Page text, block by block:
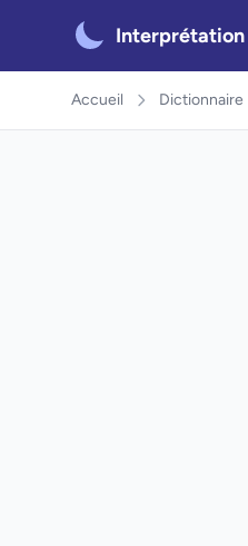
Interprétation
Accueil Dictionnaire